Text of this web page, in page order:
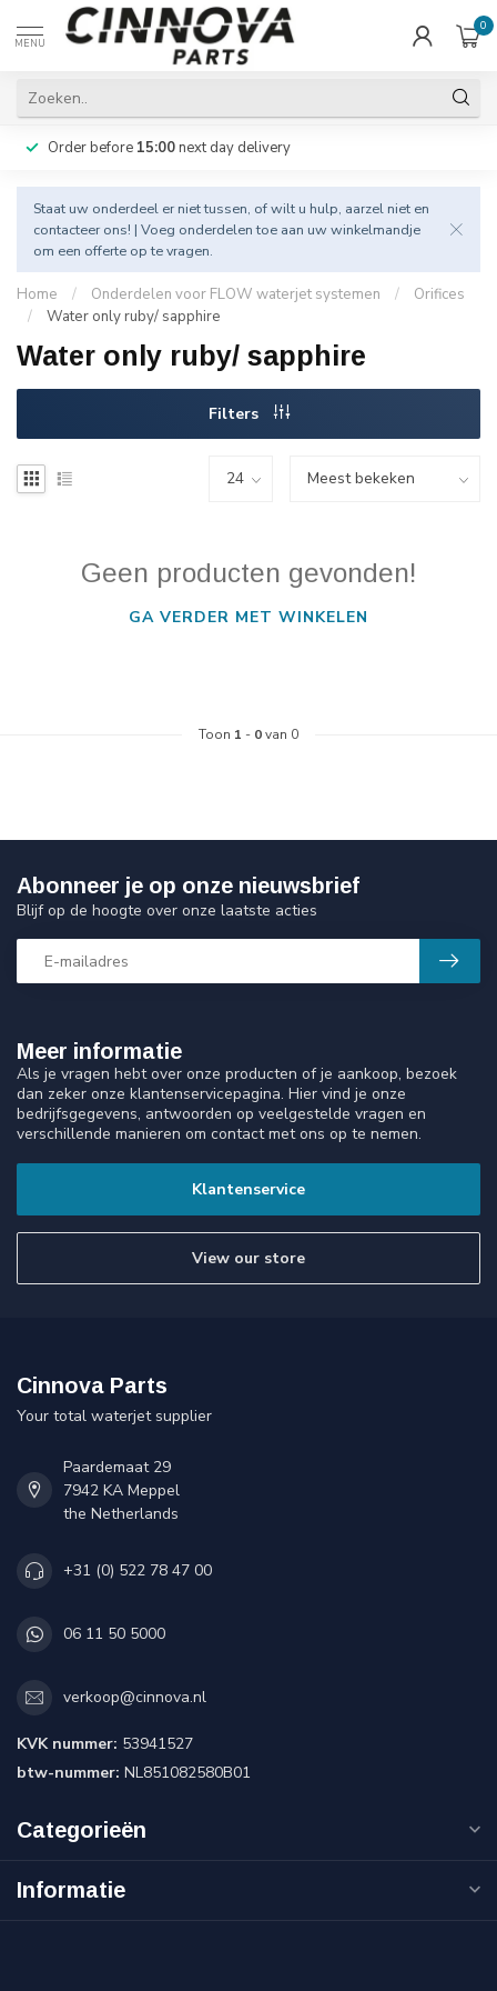
MENU
0
Order before 15:00next day delivery
Staat uw onderdeel er niet tussen, of wilt u hulp, aarzel niet en
contacteer ons! | Voeg onderdelen toe aan uw winkelmandje
om een offerte op te vragen.
Home / Onderdelen voor FLOW waterjet systemen /
Orifices
/
Water only ruby/ sapphire
Water only ruby/ sapphire
Filters
Geen producten gevonden!
GA VERDER MET WINKELEN
Toon 1 - 0van 0
Meer informatie
Als je vragen hebt over onze producten of je aankoop, bezoek
dan zeker onze klantenservicepagina. Hier vind je onze
bedrijfsgegevens, antwoorden op veelgestelde vragen en
verschillende manieren om contact met ons op te nemen.
Klantenservice
View our store
Abonneer je op onze nieuwsbrief
Blijf op de hoogte over onze laatste acties
Cinnova Parts
Your total waterjet supplier
Paardemaat 29
7942 KA Meppel
the Netherlands
+31 (0) 522 78 47 00
06 11 50 5000
verkoop@cinnova.nl
KVK nummer: 53941527
btw-nummer: NL851082580B01
Categorieën
Informatie